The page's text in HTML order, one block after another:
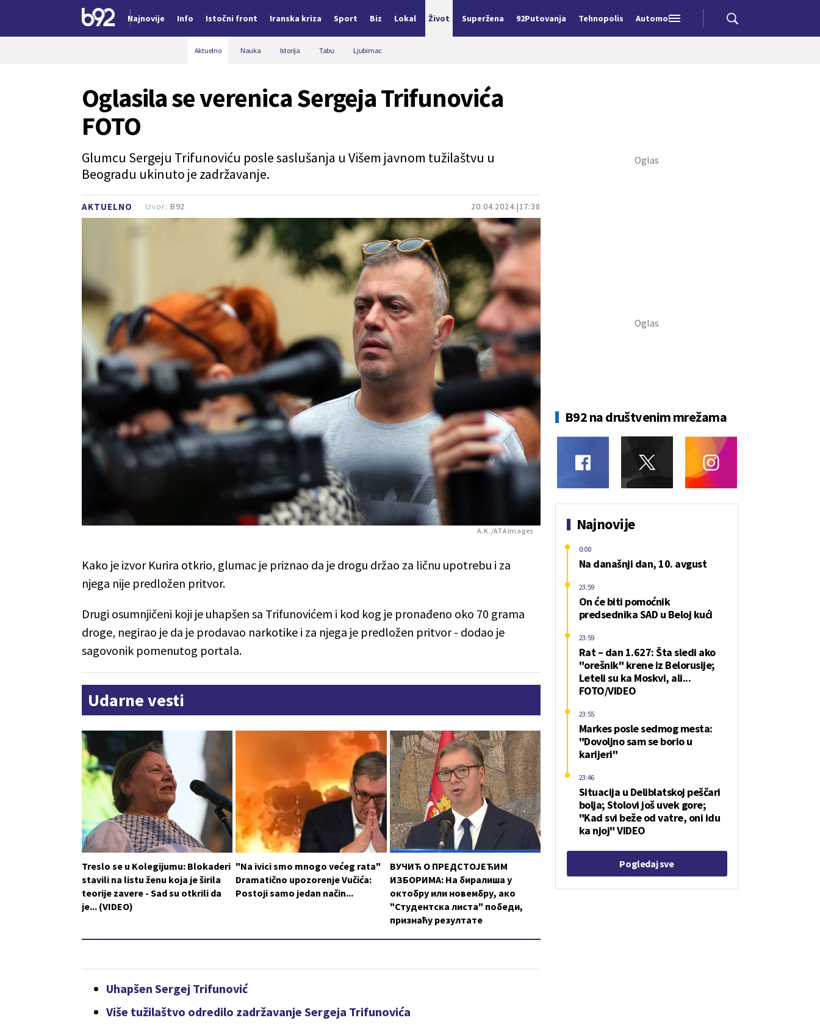
Najnovije Info Istočni front Iranska kriza Sport Biz Lokal Život Superžena 92Putovanja Tehnopolis Automobili
Aktuelno Nauka Istorija Tabu Ljubimac
AKTUELNO 20.04.2024. 17:38
Oglasila se verenica Sergeja Trifunovića
FOTO
Glumcu Sergeju Trifunoviću posle saslušanja u Višem javnom tužilaštvu u
Beogradu ukinuto je zadržavanje.
Izvor: B92
A.K./ATAImages
Kako je izvor Kurira otkrio, glumac je priznao da je drogu držao za ličnu upotrebu i za
njega nije predložen pritvor.
Drugi osumnjičeni koji je uhapšen sa Trifunovićem i kod kog je pronađeno oko 70 grama
droge, negirao je da je prodavao narkotike i za njega je predložen pritvor - dodao je
sagovonik pomenutog portala.
Udarne vesti
Treslo se u Kolegijumu: Blokaderi
stavili na listu ženu koja je širila
teorije zavere - Sad su otkrili da
je... (VIDEO)
"Na ivici smo mnogo većeg rata"
Dramatično upozorenje Vučića:
Postoji samo jedan način...
ВУЧИЋ О ПРЕДСТОЈЕЋИМ
ИЗБОРИМА: На биралиша у
октобру или новембру, ако
"Студентска листа" победи,
признаћу резултате
Uhapšen Sergej Trifunović
Više tužilaštvo odredilo zadržavanje Sergeja Trifunovića
B92 na društvenim mrežama
Najnovije
Na današnji dan, 10. avgust
0:00
On će biti pomoćnik
predsednika SAD u Beloj kući
23:59
Rat – dan 1.627: Šta sledi ako
"orešnik" krene iz Belorusije;
Leteli su ka Moskvi, ali...
FOTO/VIDEO
23:59
Markes posle sedmog mesta:
"Dovoljno sam se borio u
karijeri"
23:55
Situacija u Deliblatskoj peščari
bolja; Stolovi još uvek gore;
"Kad svi beže od vatre, oni idu
ka njoj" VIDEO
23:46
Pogledaj sve